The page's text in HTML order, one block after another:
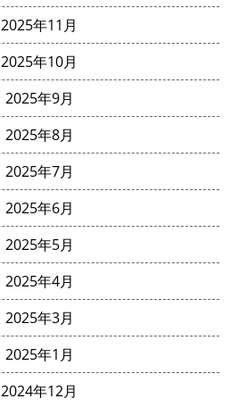
2025年11月
2025年10月
2025年9月
2025年8月
2025年7月
2025年6月
2025年5月
2025年4月
2025年3月
2025年1月
2024年12月